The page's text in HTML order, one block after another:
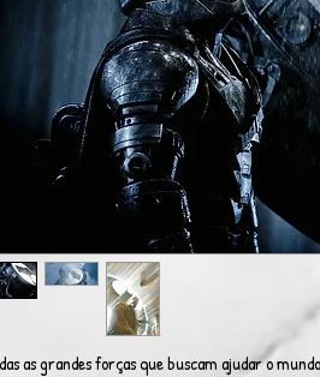
as grandes forças que buscam ajudar o